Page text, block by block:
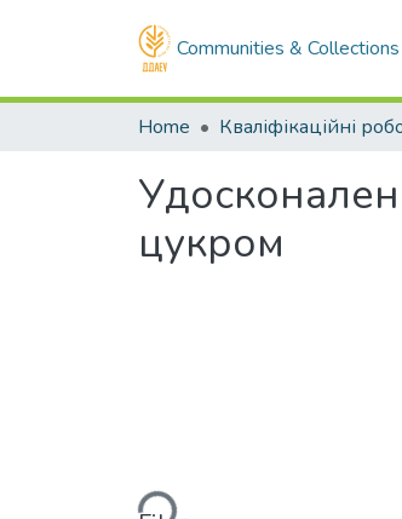
Communities & Collections
Home
цукром
Loading...